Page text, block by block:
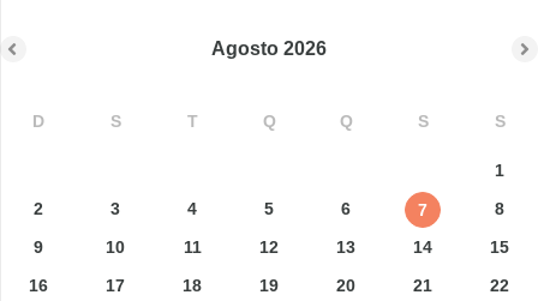
Agosto 2026
D S T Q Q S S
1
2
3 4 5 6 7
8
9
10 11 12 13 14
15
16
17 18 19 20 21
22